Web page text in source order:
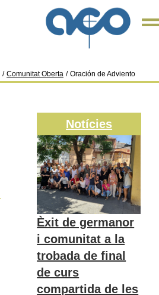
/ Comunitat Oberta / Oración de Adviento
Notícies
Èxit de germanor
i comunitat a la
trobada de final
de curs
compartida de les